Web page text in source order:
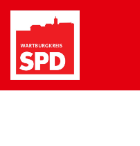
Zum
springen